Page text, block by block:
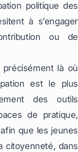
politique des
à s’engager
ou de
là où
est le plus
des outils
de pratique,
que les jeunes
citoyenneté, dans